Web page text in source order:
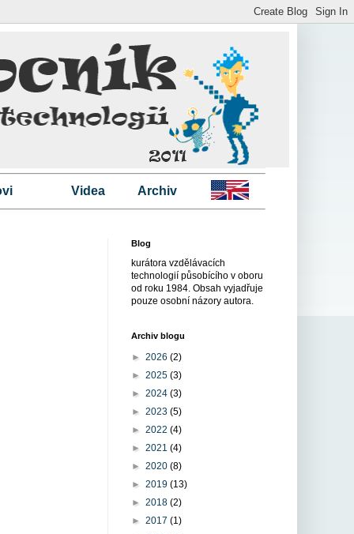
Videa Archiv
Blog
kurátora vzdělávacích
technologií působícího v oboru
od roku 1984. Obsah vyjadřuje
pouze osobní názory autora.
Archiv blogu
► 2026 (2)
► 2025 (3)
► 2024 (3)
► 2023 (5)
► 2022 (4)
► 2021 (4)
► 2020 (8)
► 2019 (13)
► 2018 (2)
► 2017 (1)